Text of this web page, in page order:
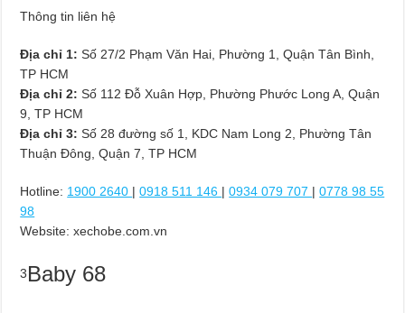
Thông tin liên hệ
Địa chỉ 1: Số 27/2 Phạm Văn Hai, Phường 1, Quận Tân Bình,
TP HCM
Địa chỉ 2: Số 112 Đỗ Xuân Hợp, Phường Phước Long A, Quận
9, TP HCM
Địa chỉ 3: Số 28 đường số 1, KDC Nam Long 2, Phường Tân
Thuận Đông, Quận 7, TP HCM
Hotline: 1900 2640 |0918 511 146 |0934 079 707 |0778 98 55
98
Website: xechobe.com.vn
3Baby 68